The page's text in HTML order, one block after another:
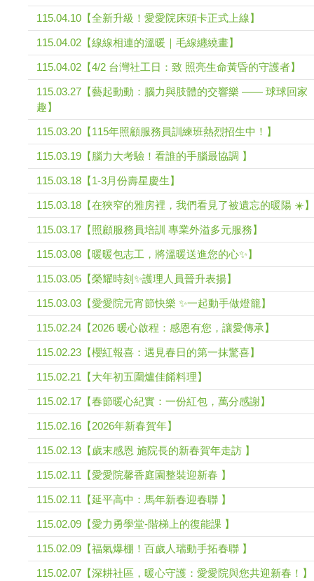
115.04.10【全新升級！愛愛院床頭卡正式上線】
115.04.02【線線相連的溫暖｜毛線纏繞畫】
115.04.02【4/2 台灣社工日：致 照亮生命黃昏的守護者】
115.03.27【藝起動動：腦力與肢體的交響樂 —— 球球回家
趣】
115.03.20【115年照顧服務員訓練班熱烈招生中！】
115.03.19【腦力大考驗！看誰的手腦最協調 】
115.03.18【1-3月份壽星慶生】
115.03.18【在狹窄的雅房裡，我們看見了被遺忘的暖陽 ☀️】
115.03.17【照顧服務員培訓 專業外溢多元服務】
115.03.08【暖暖包志工，將溫暖送進您的心✨】
115.03.05【榮耀時刻✨護理人員晉升表揚】
115.03.03【愛愛院元宵節快樂 ✨一起動手做燈籠】
115.02.24【2026 暖心啟程：感恩有您，讓愛傳承】
115.02.23【櫻紅報喜：遇見春日的第一抹驚喜】
115.02.21【大年初五圍爐佳餚料理】
115.02.17【春節暖心紀實：一份紅包，萬分感謝】
115.02.16【2026年新春賀年】
115.02.13【歲末感恩 施院長的新春賀年走訪 】
115.02.11【愛愛院馨香庭園整裝迎新春 】
115.02.11【延平高中：馬年新春迎春聯 】
115.02.09【愛力勇學堂-階梯上的復能課 】
115.02.09【福氣爆棚！百歲人瑞動手拓春聯 】
115.02.07【深耕社區，暖心守護：愛愛院與您共迎新春！】